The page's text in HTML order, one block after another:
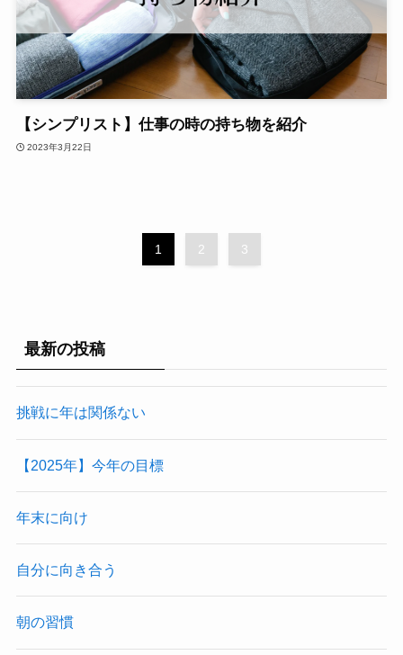
【シンプリスト】仕事の時の持ち物を紹介
2023年3月22日
1 2 3
最新の投稿
挑戦に年は関係ない
【2025年】今年の目標
年末に向け
自分に向き合う
朝の習慣